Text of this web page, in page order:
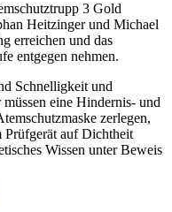
3 Gold
Heitzinger und Michael
erreichen und das
entgegen nehmen.
Schnelligkeit und
eine Hindernis- und
zerlegen,
Prüfgerät auf Dichtheit
Wissen unter Beweis